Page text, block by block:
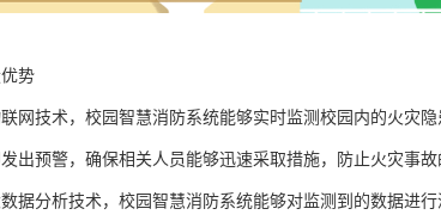
势
网技术，校园智慧消防系统能够实时监测校园内的火灾
出预警，确保相关人员能够迅速采取措施，防止火灾事故
据分析技术，校园智慧消防系统能够对监测到的数据进